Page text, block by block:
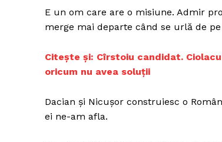
E un om care are o misiune. Admir
merge mai departe când se urlă de
Citește și: Cîrstoiu candidat.
oricum nu avea soluții
Dacian și Nicușor construiesc o
ei ne-am afla.